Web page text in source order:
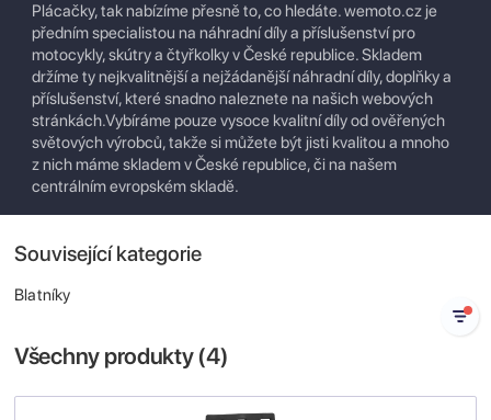
Plácačky, tak nabízíme přesně to, co hledáte. wemoto.cz je
předním specialistou na náhradní díly a příslušenství pro
motocykly, skútry a čtyřkolky v České republice. Skladem
držíme ty nejkvalitnější a nejžádanější náhradní díly, doplňky a
příslušenství, které snadno naleznete na našich webových
stránkách.Vybíráme pouze vysoce kvalitní díly od ověřených
světových výrobců, takže si můžete být jisti kvalitou a mnoho
z nich máme skladem v České republice, či na našem
centrálním evropském skladě.
Související kategorie
Blatníky
Všechny produkty (4)